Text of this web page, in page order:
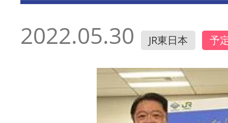
2022.05.30 JR東日本 予